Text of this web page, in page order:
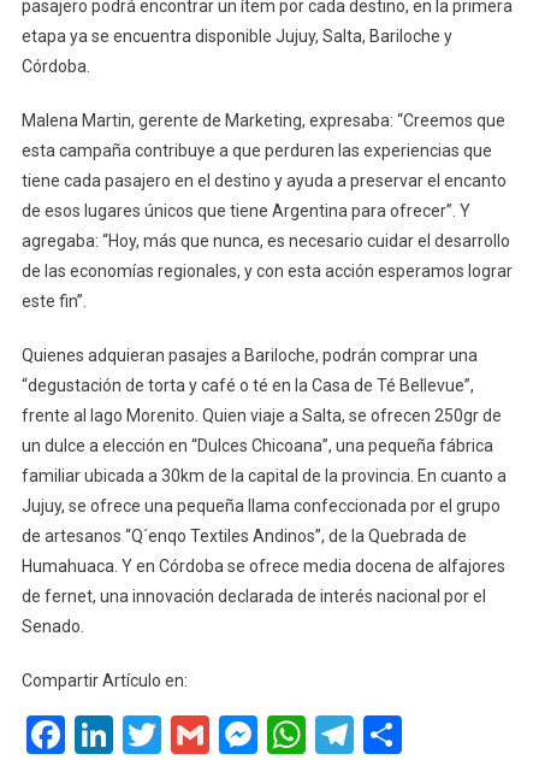
pasajero podrá encontrar un ítem por cada destino, en la primera
etapa ya se encuentra disponible Jujuy, Salta, Bariloche y
Córdoba.
Malena Martin, gerente de Marketing, expresaba: “Creemos que
esta campaña contribuye a que perduren las experiencias que
tiene cada pasajero en el destino y ayuda a preservar el encanto
de esos lugares únicos que tiene Argentina para ofrecer”. Y
agregaba: “Hoy, más que nunca, es necesario cuidar el desarrollo
de las economías regionales, y con esta acción esperamos lograr
este fin”.
Quienes adquieran pasajes a Bariloche, podrán comprar una
“degustación de torta y café o té en la Casa de Té Bellevue”,
frente al lago Morenito. Quien viaje a Salta, se ofrecen 250gr de
un dulce a elección en “Dulces Chicoana”, una pequeña fábrica
familiar ubicada a 30km de la capital de la provincia. En cuanto a
Jujuy, se ofrece una pequeña llama confeccionada por el grupo
de artesanos “Q´enqo Textiles Andinos”, de la Quebrada de
Humahuaca. Y en Córdoba se ofrece media docena de alfajores
de fernet, una innovación declarada de interés nacional por el
Senado.
Compartir Artículo en:
Facebook
LinkedIn
Twitter
GmailMessenger
WhatsApp
Telegram